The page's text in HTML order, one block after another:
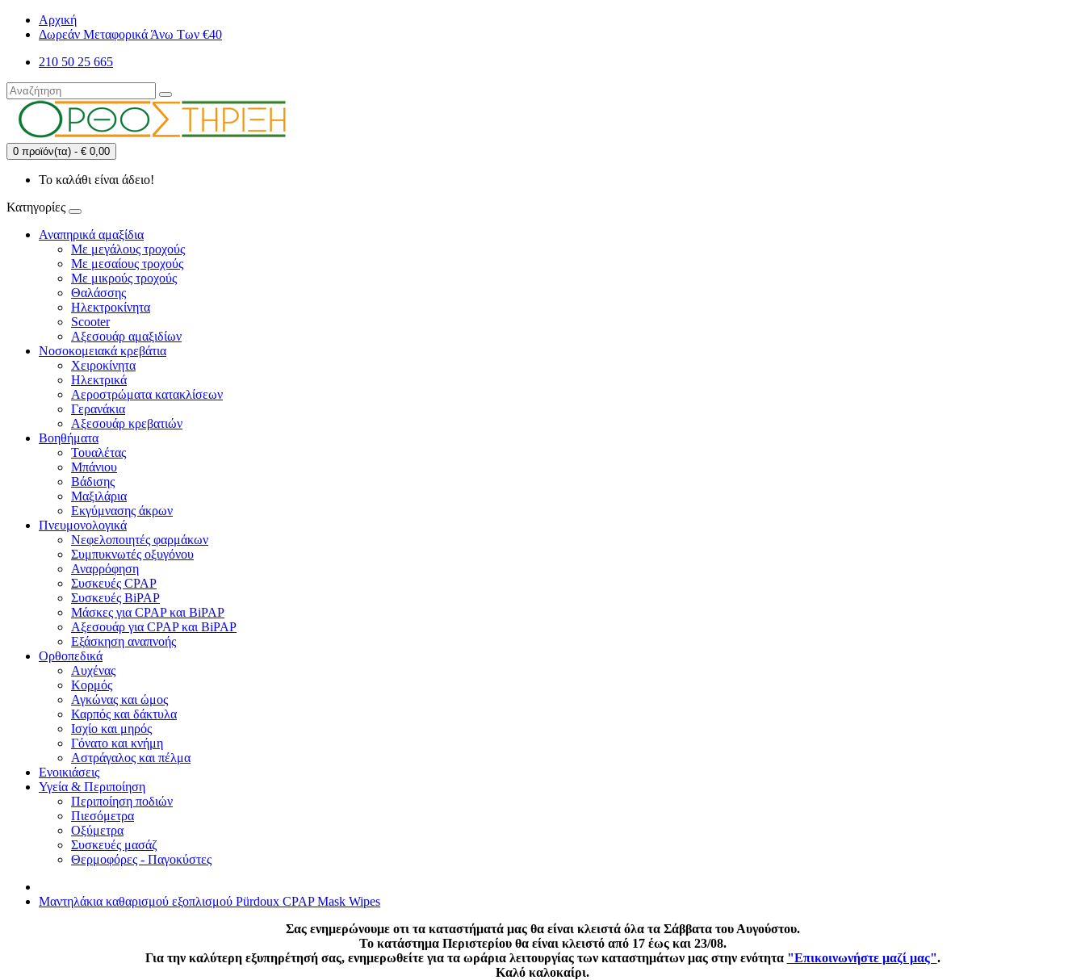
Αρχική
Δωρεάν Μεταφορικά Άνω Των €40
210 50 25 665
0 προϊόν(τα) - € 0,00
Το καλάθι είναι άδειο!
Κατηγορίες
Αναπηρικά αμαξίδια
Με μεγάλους τροχούς
Με μεσαίους τροχούς
Με μικρούς τροχούς
Θαλάσσης
Ηλεκτροκίνητα
Scooter
Αξεσουάρ αμαξιδίων
Νοσοκομειακά κρεβάτια
Χειροκίνητα
Ηλεκτρικά
Αεροστρώματα κατακλίσεων
Γερανάκια
Αξεσουάρ κρεβατιών
Βοηθήματα
Τουαλέτας
Μπάνιου
Βάδισης
Μαξιλάρια
Εκγύμνασης άκρων
Πνευμονολογικά
Νεφελοποιητές φαρμάκων
Συμπυκνωτές οξυγόνου
Αναρρόφηση
Συσκευές CPAP
Συσκευές BiPAP
Μάσκες για CPAP και BiPAP
Αξεσουάρ για CPAP και BiPAP
Εξάσκηση αναπνοής
Ορθοπεδικά
Αυχένας
Κορμός
Αγκώνας και ώμος
Καρπός και δάκτυλα
Ισχίο και μηρός
Γόνατο και κνήμη
Αστράγαλος και πέλμα
Ενοικιάσεις
Υγεία & Περιποίηση
Περιποίηση ποδιών
Πιεσόμετρα
Οξύμετρα
Συσκευές μασάζ
Θερμοφόρες - Παγοκύστες
Μαντηλάκια καθαρισμού εξοπλισμού Pürdoux CPAP Mask Wipes
Σας ενημερώνουμε οτι τα καταστήματά μας θα είναι κλειστά όλα τα Σάββατα του Αυγούστου.
Το κατάστημα Περιστερίου θα είναι κλειστό από 17 έως και 23/08.
Για την καλύτερη εξυπηρέτησή σας, ενημερωθείτε για τα ωράρια λειτουργίας των καταστημάτων μας στην ενότητα "Επικοινωνήστε μαζί μας".
Καλό καλοκαίρι.